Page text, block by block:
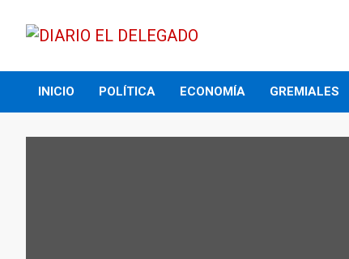
content
DIARIO EL DELEGADO
INICIO POLÍTICA ECONOMÍA GREMIALES